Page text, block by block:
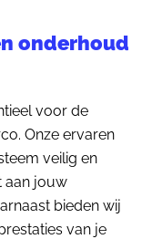
onderhoud
voor de
Onze ervaren
veilig en
aan jouw
bieden wij
van je